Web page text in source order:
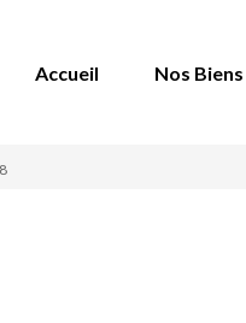
Accueil Nos Biens